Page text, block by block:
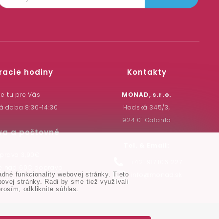
hodiny
tu pre Vás
doba 8:30-14:30
a poštovné
zdarma
Kontakty
MONAD, s.r.o.
Hodská 345/3,
924 01 Galanta
funkcionality webovej stránky. Tieto
stránky. Radi by sme tiež využívali
odkliknite súhlas.